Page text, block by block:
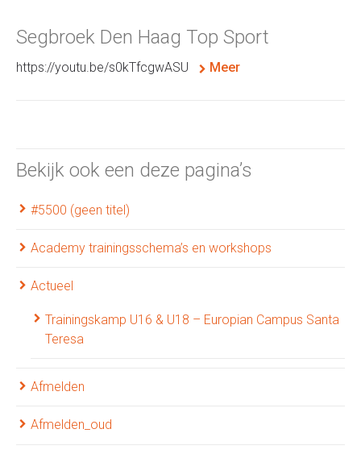
Segbroek Den Haag Top Sport
https://youtu.be/s0kTfcgwASU Meer
Bekijk ook een deze pagina’s
#5500 (geen titel)
Academy trainingsschema’s en workshops
Actueel
Trainingskamp U16 & U18 – Europian Campus Santa
Teresa
Afmelden
Afmelden_oud